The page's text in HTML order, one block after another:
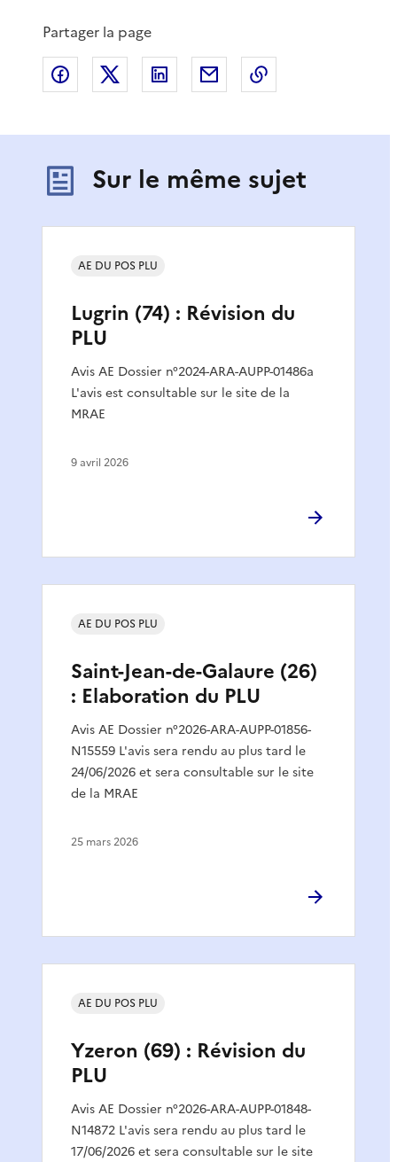
Partager la page
Partager sur Facebook
Partager sur XPartager sur LinkedIn
Partager par email
Sur le même sujet
Lugrin (74) : Révision du
PLU
Avis AE Dossier n°2024-ARA-AUPP-01486a
L'avis est consultable sur le site de la
MRAE
AE DU POS PLU
9 avril 2026
Saint-Jean-de-Galaure (26)
: Elaboration du PLU
Avis AE Dossier n°2026-ARA-AUPP-01856-
N15559 L'avis sera rendu au plus tard le
24/06/2026 et sera consultable sur le site
de la MRAE
AE DU POS PLU
25 mars 2026
Yzeron (69) : Révision du
PLU
Avis AE Dossier n°2026-ARA-AUPP-01848-
N14872 L'avis sera rendu au plus tard le
17/06/2026 et sera consultable sur le site
AE DU POS PLU